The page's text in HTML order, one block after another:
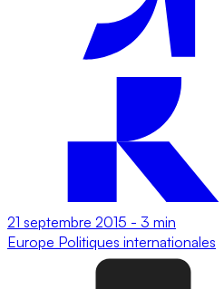
21 septembre 2015 - 3 min
Europe Politiques internationales